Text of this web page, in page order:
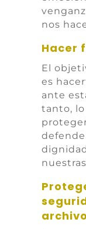
nos
Hacer
El
es
ante
tanto,